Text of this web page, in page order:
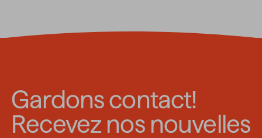
Gardons contact!
Recevez nos nouvelles